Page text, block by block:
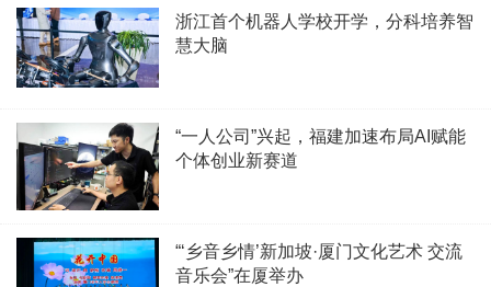
浙江首个机器人学校开学，分科培养智
慧大脑
“一人公司”兴起，福建加速布局AI赋能
个体创业新赛道
“‘乡音乡情’新加坡·厦门文化艺术 交流
音乐会”在厦举办